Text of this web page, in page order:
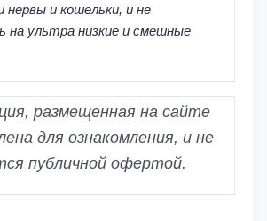
нервы и кошельки, и не
на ультра низкие и смешные
размещенная на сайте
для ознакомления, и не
публичной офертой.